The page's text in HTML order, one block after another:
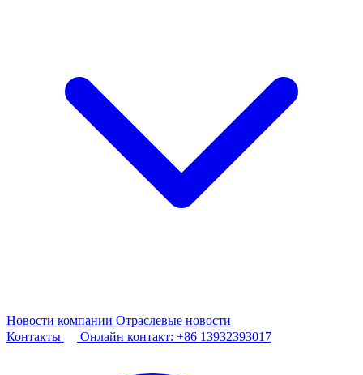
Новости компании Отраслевые новости
Контакты
Онлайн контакт: +86 13932393017